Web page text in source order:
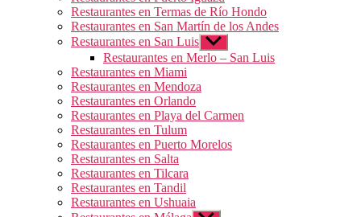
submenú
Restaurantes en Termas de Río Hondo
Restaurantes en San Martín de los Andes
Restaurantes en San Luis Mostrar
el
submenú
Restaurantes en Merlo – San Luis
Restaurantes en Miami
Restaurantes en Mendoza
Restaurantes en Orlando
Restaurantes en Playa del Carmen
Restaurantes en Tulum
Restaurantes en Puerto Morelos
Restaurantes en Salta
Restaurantes en Tilcara
Restaurantes en Tandil
Restaurantes en Ushuaia